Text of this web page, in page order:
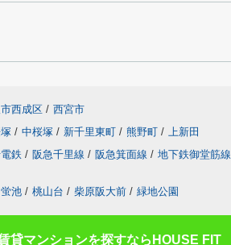
西成区 / 西宮市
/ 中桜塚 / 新千里東町 / 熊野町 / 上新田
鉄 / 阪急千里線 / 阪急箕面線 / 地下鉄御堂筋線
蛍池 / 桃山台 / 柴原阪大前 / 緑地公園
貸マンションを探すならHOUSE FIT